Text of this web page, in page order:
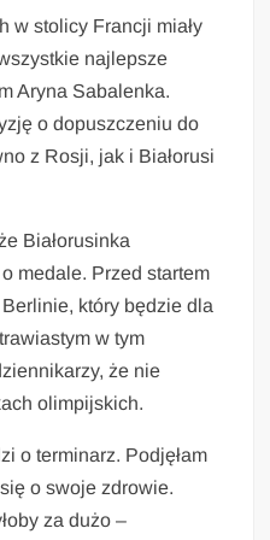
w stolicy Francji miały
najlepsze
Aryna Sabalenka.
o dopuszczeniu do
z Rosji, jak i Białorusi
Białorusinka
medale. Przed startem
który będzie dla
w tym
że nie
olimpijskich.
o terminarz. Podjęłam
o swoje zdrowie.
za dużo –